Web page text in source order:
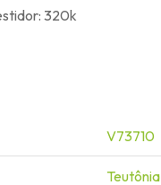
320k
V73710
Teutônia